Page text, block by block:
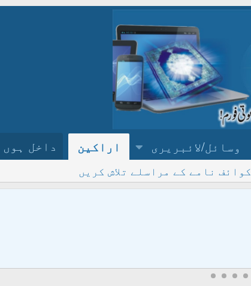
وسائل/لائبریری اراکین داخل ہوں
کوائف نامے کے مراسلے تلاش کریں